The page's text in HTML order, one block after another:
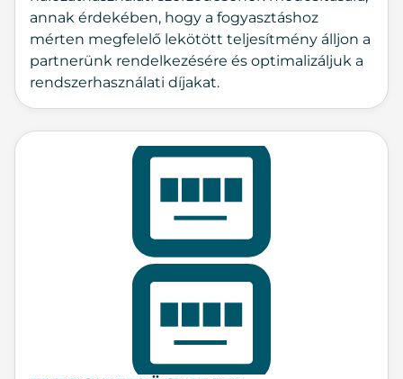
annak érdekében, hogy a fogyasztáshoz
mérten megfelelő lekötött teljesítmény álljon a
partnerünk rendelkezésére és optimalizáljuk a
rendszerhasználati díjakat.